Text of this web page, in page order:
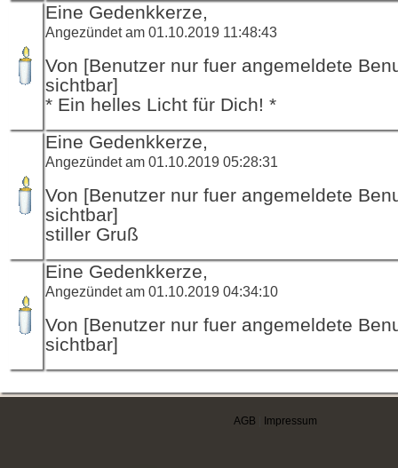
Eine Gedenkkerze,
Angezündet am 01.10.2019 11:48:43
Von [Benutzer nur fuer angemeldete
sichtbar]
* Ein helles Licht für Dich! *
Eine Gedenkkerze,
Angezündet am 01.10.2019 05:28:31
Von [Benutzer nur fuer angemeldete
sichtbar]
stiller Gruß
Eine Gedenkkerze,
Angezündet am 01.10.2019 04:34:10
Von [Benutzer nur fuer angemeldete
sichtbar]
AGB Impressum